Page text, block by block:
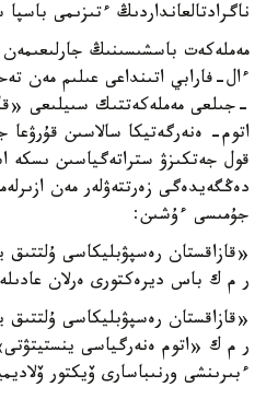
ناگرادتالعانداردىڭ ءتىزىمى باسپا
مەملەكەت باسشىسىنىڭ
-جىلعى مەملەكەتتىك سىيلىعى
اتوم- ەنەرگەتيكا سالاسىن قۇرۋعا
قول جەتكىزۋ ستراتەگياسىن ىسكە
دەڭگەيدەگى زەرتتەۋلەر مەن
جۇمىسى ءۇشىن:
«قازاقستان رەسپۋبليكاسى
ر م ك باس ديرەكتورى ەرلان
«قازاقستان رەسپۋبليكاسى
ر م ك «اتوم ەنەرگياسى
ءبىرىنشى ورنىباسارى ۆيكتور